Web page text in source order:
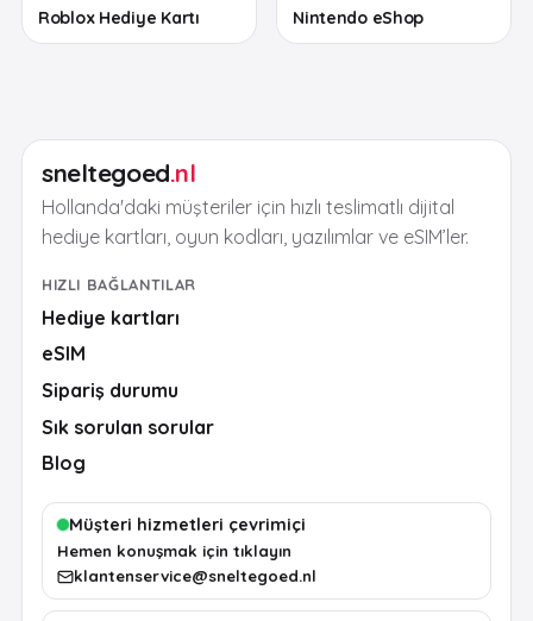
Roblox Hediye Kartı Nintendo eShop
sneltegoed.nl
Hollanda'daki müşteriler için hızlı teslimatlı dijital
hediye kartları, oyun kodları, yazılımlar ve eSIM’ler.
HIZLI BAĞLANTILAR
Hediye kartları
eSIM
Sipariş durumu
Sık sorulan sorular
Blog
Müşteri hizmetleri çevrimiçi
Hemen konuşmak için tıklayın
klantenservice@sneltegoed.nl